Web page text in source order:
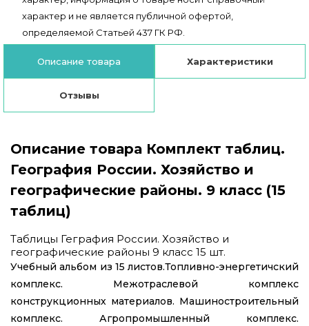
характер и не является публичной офертой,
определяемой Статьей 437 ГК РФ.
Описание товара Характеристики
Отзывы
Описание товара Комплект таблиц.
География России. Хозяйство и
географические районы. 9 класс (15
таблиц)
Таблицы Геграфия России. Хозяйство и
географические районы 9 класс 15 шт.
Учебный альбом из 15 листов.Топливно-энергетичский
комплекс. Межотраслевой комплекс
конструкционных материалов. Машиностроительный
комплекс. Агропромышленный комплекс.